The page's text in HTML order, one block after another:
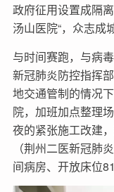
政府征用设置成隔
汤山医院“，众志成
与时间赛跑，与病
新冠肺炎防控指挥
地交通管制的情况
院，加班加点整理
夜的紧张施工改建
（荆州二医新冠肺
间病房、开放床位